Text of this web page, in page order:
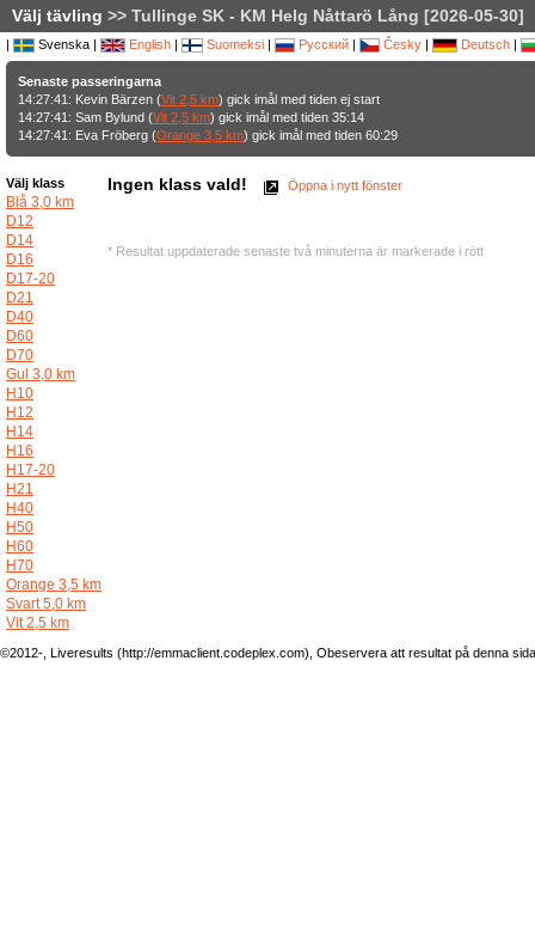
Välj tävling >> Tullinge SK - KM Helg Nåttarö Lång [2026-05-30]
| Svenska | English | Suomeksi | Русский | Česky | Deutsch |
Senaste passeringarna
14:27:41: Kevin Bärzen (Vit 2,5 km) gick imål med tiden ej start
14:27:41: Sam Bylund (Vit 2,5 km) gick imål med tiden 35:14
14:27:41: Eva Fröberg (Orange 3,5 km) gick imål med tiden 60:29
Välj klass
Blå 3,0 km
D12
D14
D16
D17-20
D21
D40
D60
D70
Gul 3,0 km
H10
H12
H14
H16
H17-20
H21
H40
H50
H60
H70
Orange 3,5 km
Svart 5,0 km
Vit 2,5 km
Ingen klass vald! Öppna i nytt fönster
* Resultat uppdaterade senaste två minuterna är markerade i rött
©2012-, Liveresults (http://emmaclient.codeplex.com), Obeservera att resultat på denna